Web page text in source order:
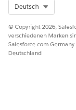
Deutsch
© Copyright 2026,
verschiedenen Marken
Salesforce.com
Deutschland